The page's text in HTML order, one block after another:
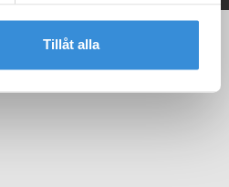
Tillåt alla